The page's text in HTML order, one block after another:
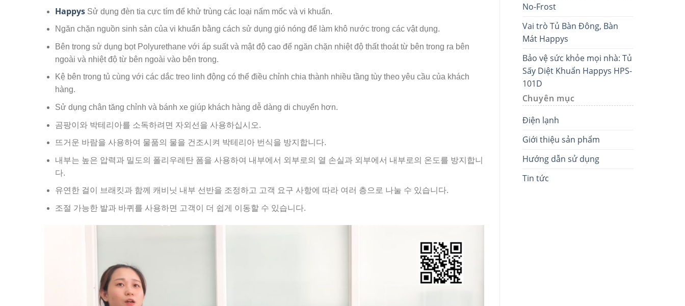
HappysSử dụng đèn tia cực tím để khử trùng các loại nấm mốc và vi khuẩn.
Ngăn chặn nguồn sinh sản của vi khuẩn bằng cách sử dụng gió nóng để làm khô nước trong các vật dụng.
Bên trong sử dụng bọt Polyurethane với áp suất và mật độ cao để ngăn chặn nhiệt độ thất thoát từ bên trong ra bên
ngoài và nhiệt độ từ bên ngoài vào bên trong.
Kệ bên trong tủ cùng với các dắc treo linh động có thể điều chỉnh chia thành nhiều tầng tùy theo yêu cầu của khách
hàng.
Sử dụng chân tăng chỉnh và bánh xe giúp khách hàng dễ dàng di chuyển hơn.
곰팡이와 박테리아를 소독하려면 자외선을 사용하십시오.
뜨거운 바람을 사용하여 물품의 물을 건조시켜 박테리아 번식을 방지합니다.
내부는 높은 압력과 밀도의 폴리우레탄 폼을 사용하여 내부에서 외부로의 열 손실과 외부에서 내부로의 온도를 방지합니
다.
유연한 걸이 브래킷과 함께 캐비닛 내부 선반을 조정하고 고객 요구 사항에 따라 여러 층으로 나눌 수 있습니다.
조절 가능한 발과 바퀴를 사용하면 고객이 더 쉽게 이동할 수 있습니다.
No-Frost
Vai trò Tủ Bàn Đông, Bàn
Mát Happys
Bảo vệ sức khỏe mọi nhà: Tủ
Sấy Diệt Khuẩn Happys HPS-
101D
Chuyên mục
Điện lạnh
Giới thiệu sản phẩm
Hướng dẫn sử dụng
Tin tức